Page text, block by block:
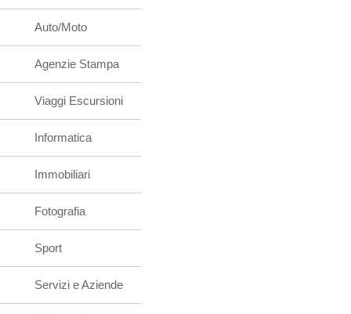
Auto/Moto
Agenzie Stampa
Viaggi Escursioni
Informatica
Immobiliari
Fotografia
Sport
Servizi e Aziende